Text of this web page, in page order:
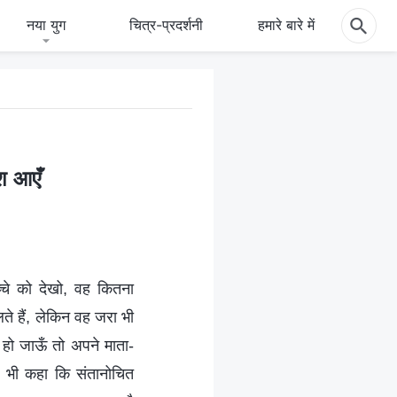
नया युग चित्र-प्रदर्शनी हमारे बारे में
आएँ
को देखो, वह कितना
हैं, लेकिन वह जरा भी
हो जाऊँ तो अपने माता-
कहा कि संतानोचित